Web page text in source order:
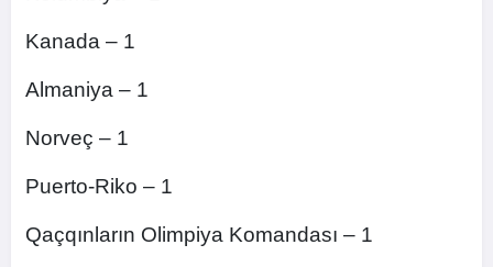
Kanada – 1
Almaniya – 1
Norveç – 1
Puerto-Riko – 1
Qaçqınların Olimpiya Komandası – 1